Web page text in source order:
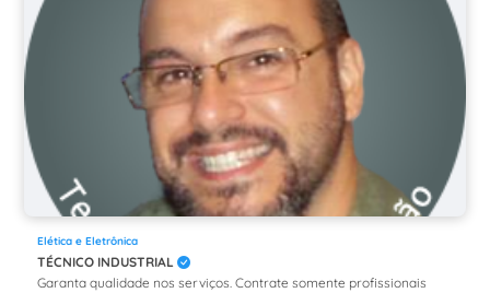
Elética e Eletrônica
TÉCNICO INDUSTRIAL
Garanta qualidade nos serviços. Contrate somente profissionais